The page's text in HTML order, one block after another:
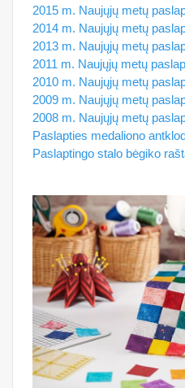
2015 m. Naujųjų metų
2014 m. Naujųjų metų
2013 m. Naujųjų metų
2011 m. Naujųjų metų
2010 m. Naujųjų metų
2009 m. Naujųjų metų
2008 m. Naujųjų metų
Paslapties medaliono
Paslaptingo stalo bėgiko